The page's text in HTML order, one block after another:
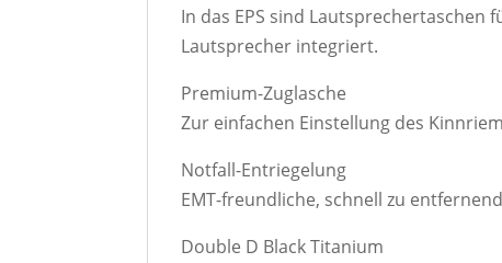
In das EPS sind
Lautsprecher integriert.
Premium-Zuglasche
Zur einfachen Einstellung des
Notfall-Entriegelung
EMT-freundliche, schnell zu
Double D Black Titanium